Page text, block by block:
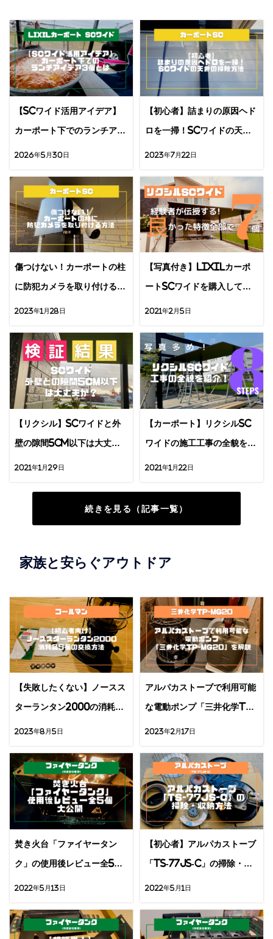
【SCワイド活用アイデア】
カーポート下でのランチアイ
2026年5月30日
【初心者】詰まりの原因ヘド
ロを一掃！SCワイドの天井
2023年7月22日
傷つけない！カーポートの柱
に防犯カメラを取り付ける方
法
2023年1月28日
【写真付き】LIXILカーポ
ートSCワイドを購入して分
かった効果7個
2021年2月5日
【リクシル】SCワイドと外
壁の隙間5cm以下は大丈夫
か？の検証結果
2021年1月29日
【カーポート】リクシルSC
ワイドの施工工事の全貌を
8STEPで紹介！
2021年1月22日
続きを見る（記事一覧）
家族と安らぐアウトドア
【失敗したくない】ノースス
ターランタン2000の消耗品
5個の交換方法
2023年8月5日
アルパカストーブで利用可能
な電動ポンプ「三井化学TP-
MG20」を解説
2023年2月17日
焚き火台「ファイヤータン
ク」の使用後レビュー全5個
を大公開
2022年5月13日
【初心者】アルパカストーブ
「TS-77JS-C」の掃除・収
納方法8STEP
2022年5月1日